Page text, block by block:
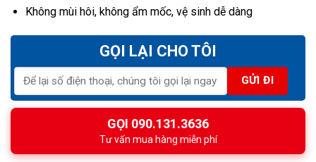
Không mùi hôi, không ẩm mốc, vệ sinh dễ dàng
GỌI LẠI CHO TÔI
GỌI 090.131.3636
Tư vấn mua hàng miễn phí